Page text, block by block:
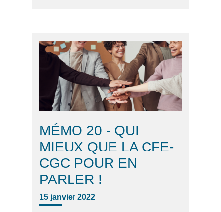
MÉMO 20 - QUI
MIEUX QUE LA CFE-
CGC POUR EN
PARLER !
15 janvier 2022